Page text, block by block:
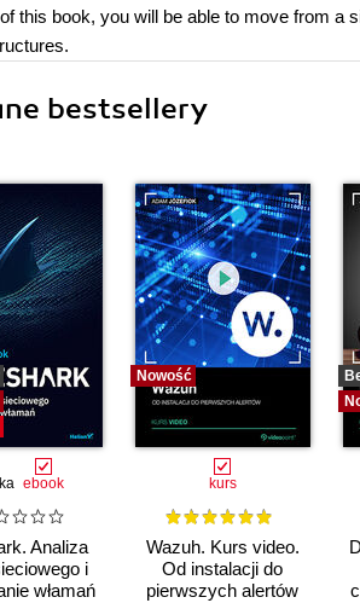
this book, you will be able to move from a
bestsellery
ebook
Analiza
i
włamań
Nowość
kurs
Wazuh. Kurs video.
Od instalacji do
pierwszych alertów